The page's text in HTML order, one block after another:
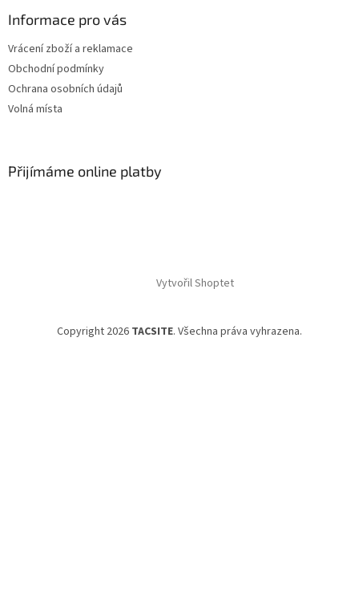
Informace pro vás
Vrácení zboží a reklamace
Obchodní podmínky
Ochrana osobních údajů
Volná místa
Přijímáme online platby
Vytvořil Shoptet
Copyright 2026 TACSITE. Všechna práva vyhrazena.